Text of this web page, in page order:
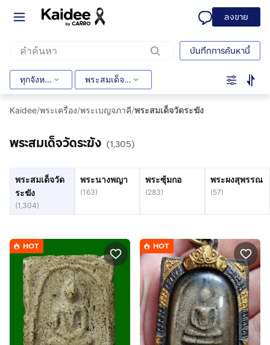
ลงขาย
บันทึกการค้นหานี้
ทุกจังหวัด พระสมเด็จวัดระฆัง
Kaidee/พระเครื่อง/พระเบญจภาคี/พระสมเด็จวัดระฆัง
พระสมเด็จวัดระฆัง (1,305)
พระสมเด็จวัด
ระฆัง
(1,304)
พระนางพญา
(163)
พระซุ้มกอ
(283)
พระผงสุพรรณ
(57)
HOT HOT